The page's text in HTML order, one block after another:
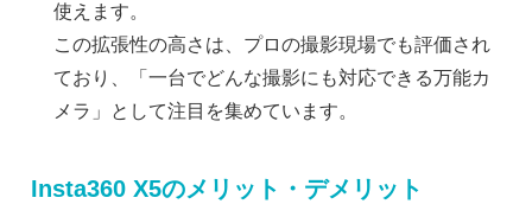
使えます。
この拡張性の高さは、プロの撮影現場でも評価され
ており、「一台でどんな撮影にも対応できる万能カ
メラ」として注目を集めています。
Insta360 X5のメリット・デメリット